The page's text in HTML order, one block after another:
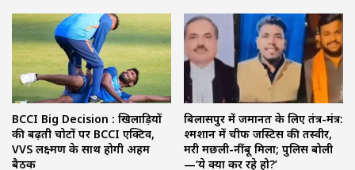
BCCI Big Decision : खिलाड़ियों
की बढ़ती चोटों पर BCCI एक्टिव,
VVS लक्ष्मण के साथ होगी अहम
बैठक
बिलासपुर में जमानत के लिए तंत्र-मंत्र:
श्मशान में चीफ जस्टिस की तस्वीर,
मरी मछली-नींबू मिला; पुलिस बोली
—‘ये क्या कर रहे हो?’